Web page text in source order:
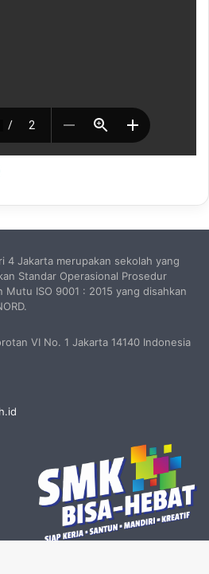
4 Jakarta merupakan sekolah yang
Standar Operasional Prosedur
Mutu ISO 9001 : 2015 yang disahkan
VI No. 1 Jakarta 14140 Indonesia